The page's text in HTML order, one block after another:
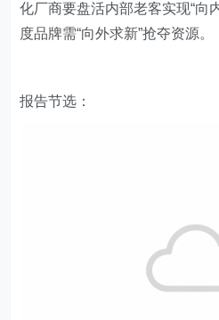
化厂商要盘活内部老客实现“向
度品牌需“向外求新”抢夺资源。
报告节选：